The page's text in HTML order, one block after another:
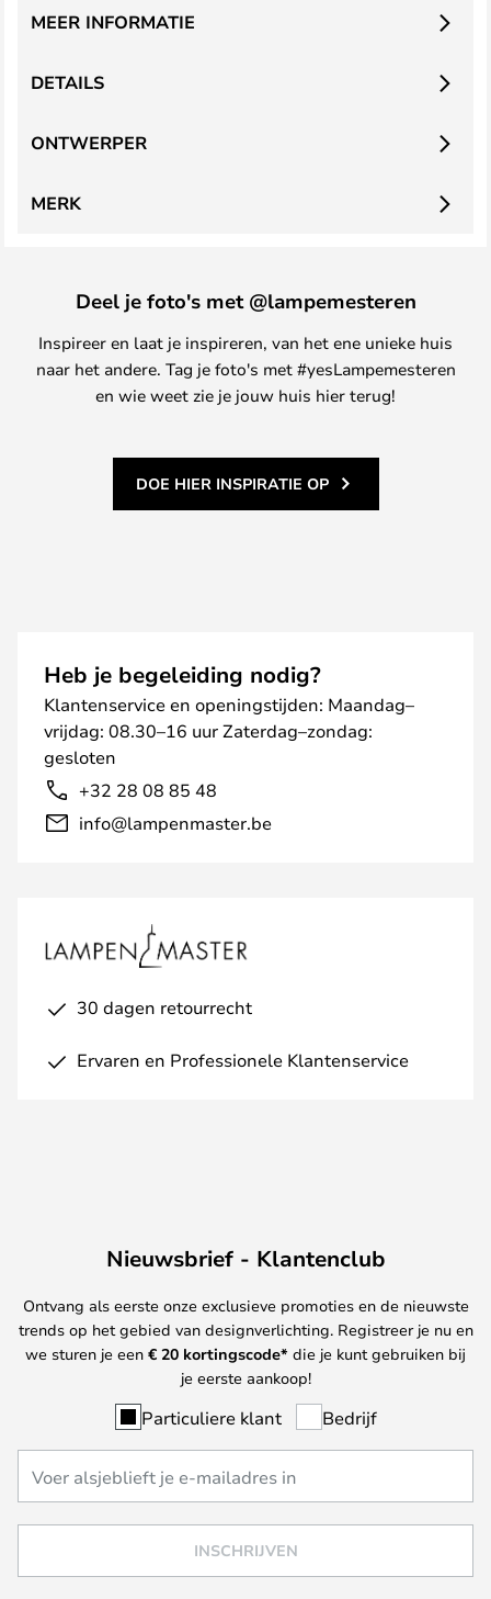
DETAILS
MEER INFORMATIE
ONTWERPER
MERK
Deel je foto's met @lampemesteren
Inspireer en laat je inspireren, van het ene unieke huis
naar het andere. Tag je foto's met #yesLampemesteren
en wie weet zie je jouw huis hier terug!
DOE HIER INSPIRATIE OP
Heb je begeleiding nodig?
Klantenservice en openingstijden: Maandag–
vrijdag: 08.30–16 uur Zaterdag–zondag:
gesloten
+32 28 08 85 48
info@lampenmaster.be
30 dagen retourrecht
Ervaren en Professionele Klantenservice
Nieuwsbrief - Klantenclub
Ontvang als eerste onze exclusieve promoties en de nieuwste
trends op het gebied van designverlichting. Registreer je nu en
we sturen je een € 20 kortingscode* die je kunt gebruiken bij
je eerste aankoop!
Particuliere klant Bedrijf
INSCHRIJVEN